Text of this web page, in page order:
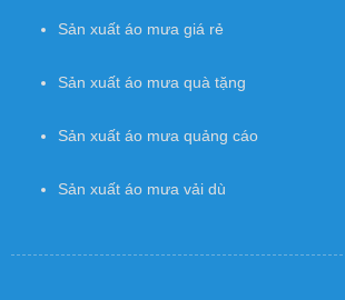
Sản xuất áo mưa giá rẻ
Sản xuất áo mưa quà tặng
Sản xuất áo mưa quảng cáo
Sản xuất áo mưa vải dù